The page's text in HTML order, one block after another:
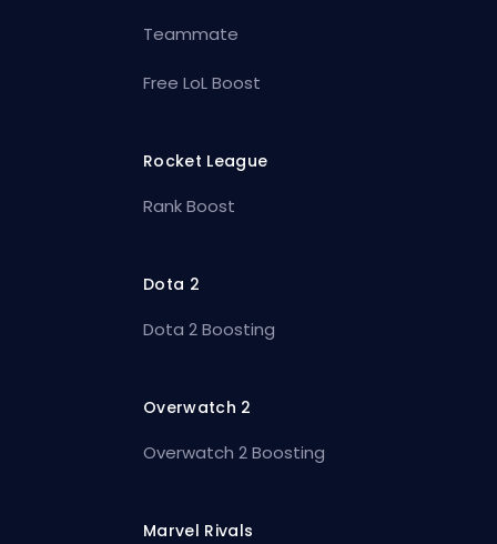
Teammate
Free LoL Boost
Rocket League
Rank Boost
Dota 2
Dota 2 Boosting
Overwatch 2
Overwatch 2 Boosting
Marvel Rivals